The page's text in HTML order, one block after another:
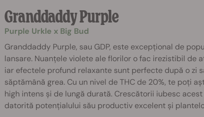
Granddaddy Purple
Purple Urkle x Big Bud
Granddaddy Purple, sau GDP, este excepțional de
lansare. Nuanțele violete ale florilor o fac irezistibil de
iar efectele profund relaxante sunt perfecte după o zi
săptămână grea. Cu un nivel de THC de 20%, te poți
high intens și de lungă durată. Crescătorii iubesc acest
datorită potențialului său productiv excelent și